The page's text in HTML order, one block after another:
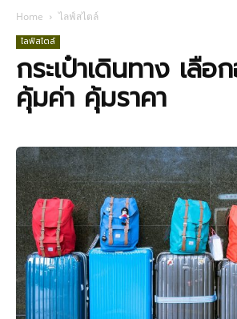
Home ไลฟ์สไตล์
ไลฟ์สไตล์
กระเป๋าเดินทาง เลือ
คุ้มค่า คุ้มราคา